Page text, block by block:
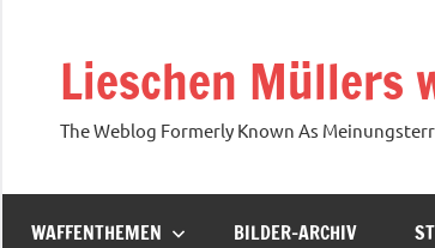
Lieschen Müllers
The Weblog Formerly Known As
WAFFENTHEMEN BILDER-ARCHIV